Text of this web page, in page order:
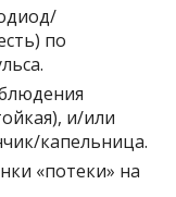
по
и/или
капельница.
«потеки» на